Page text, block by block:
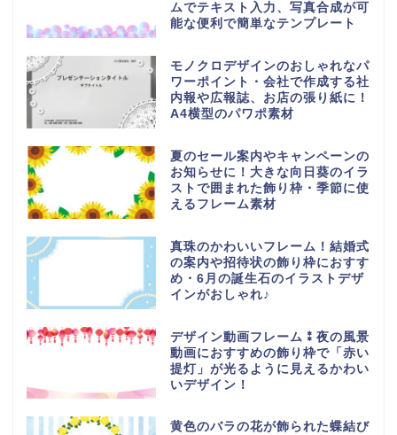
ムでテキスト入力、写真合成が可
能な便利で簡単なテンプレート
モノクロデザインのおしゃれなパ
ワーポイント・会社で作成する社
内報や広報誌、お店の張り紙に！
A4横型のパワポ素材
夏のセール案内やキャンペーンの
お知らせに！大きな向日葵のイラ
ストで囲まれた飾り枠・季節に使
えるフレーム素材
真珠のかわいいフレーム！結婚式
の案内や招待状の飾り枠におすす
め・6月の誕生石のイラストデザ
インがおしゃれ♪
デザイン動画フレーム⁑夜の風景
動画におすすめの飾り枠で「赤い
提灯」が光るように見えるかわい
いデザイン！
黄色のバラの花が飾られた蝶結び